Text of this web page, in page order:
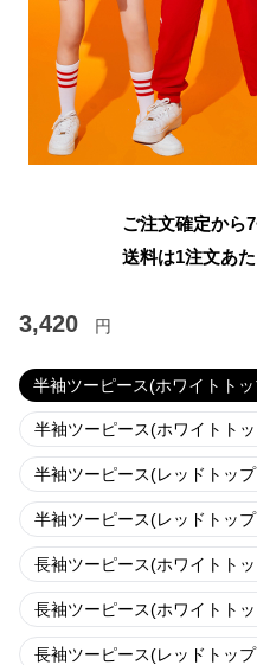
ご注文確定から
送料は1注文あた
3,420 円
半袖ツーピース(ホワイトト
半袖ツーピース(ホワイトト
半袖ツーピース(レッドトッ
半袖ツーピース(レッドトッ
長袖ツーピース(ホワイトト
長袖ツーピース(ホワイトト
長袖ツーピース(レッドトッ